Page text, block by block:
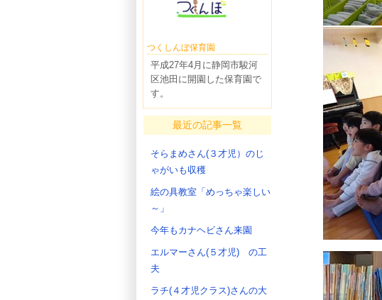
つくしんぼ保育園
平成27年4月に静岡市駿河
区池田に開園した保育園で
す。
最近の記事一覧
そらまめさん(３才児）のじ
ゃがいも収穫
絵の具教室「めっちゃ楽しい
～」
今年もカナヘビさん来園
エルマーさん(５才児) の工
夫
ラチ(４才児クラス)さんの大